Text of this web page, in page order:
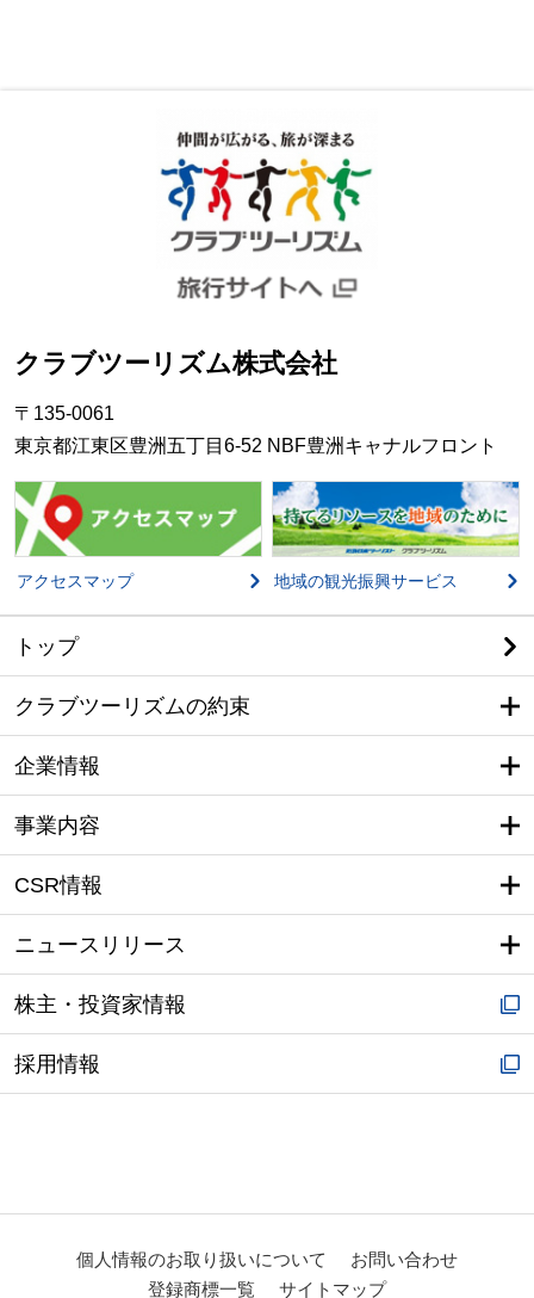
クラブツーリズム株式会社
〒135-0061
東京都江東区豊洲五丁目6-52 NBF豊洲キャナルフロント
アクセスマップ 地域の観光振興サービス
トップ
クラブツーリズムの約束
企業情報
事業内容
CSR情報
ニュースリリース
株主・投資家情報
採用情報
個人情報のお取り扱いについて
お問い合わせ
登録商標一覧
サイトマップ